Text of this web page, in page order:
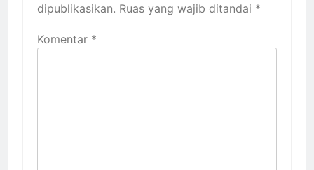
dipublikasikan. Ruas yang wajib ditandai *
Komentar *